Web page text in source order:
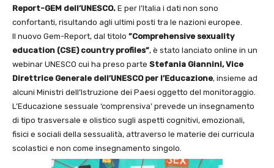
Report-GEM dell’UNESCO. E per l’Italia i dati non sono
confortanti, risultando agli ultimi posti tra le nazioni europee.
Il nuovo Gem-Report, dal titolo ”Comprehensive sexuality
education (CSE) country profiles”, è stato lanciato online in un
webinar UNESCO cui ha preso parte Stefania Giannini, Vice
Direttrice Generale dell’UNESCO per l’Educazione, insieme ad
alcuni Ministri dell’Istruzione dei Paesi oggetto del monitoraggio.
L’Educazione sessuale ‘comprensiva’ prevede un insegnamento
di tipo trasversale e olistico sugli aspetti cognitivi, emozionali,
fisici e sociali della sessualità, attraverso le materie dei curricula
scolastici e non come insegnamento singolo.